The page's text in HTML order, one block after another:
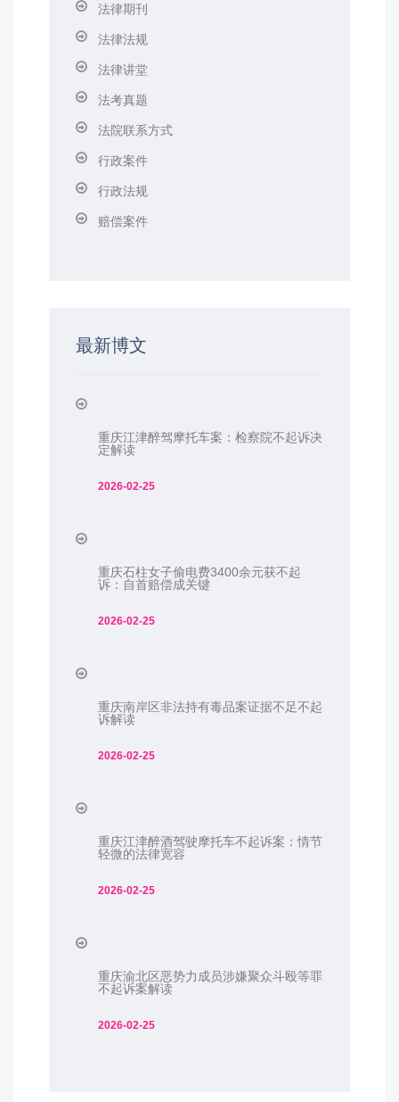
法律期刊
法律法规
法律讲堂
法考真题
法院联系方式
行政案件
行政法规
赔偿案件
最新博文
重庆江津醉驾摩托车案：检察院不起诉决
定解读
2026-02-25
重庆石柱女子偷电费3400余元获不起
诉：自首赔偿成关键
2026-02-25
重庆南岸区非法持有毒品案证据不足不起
诉解读
2026-02-25
重庆江津醉酒驾驶摩托车不起诉案：情节
轻微的法律宽容
2026-02-25
重庆渝北区恶势力成员涉嫌聚众斗殴等罪
不起诉案解读
2026-02-25